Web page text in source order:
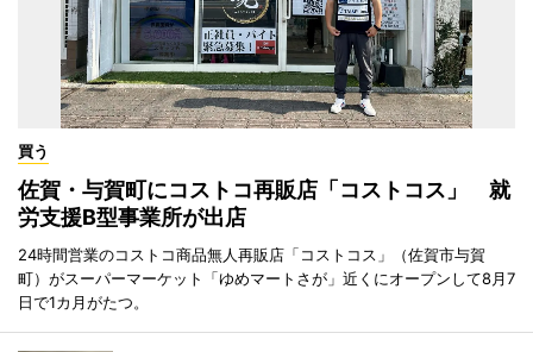
買う
佐賀・与賀町にコストコ再販店「コストコス」 就
労支援B型事業所が出店
24時間営業のコストコ商品無人再販店「コストコス」（佐賀市与賀
町）がスーパーマーケット「ゆめマートさが」近くにオープンして8月7
日で1カ月がたつ。